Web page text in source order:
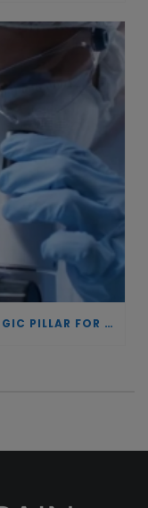
ADVANCED THERAPIES: A STRATEGIC PILLAR FOR EUROPEAN AUTONOMY IN BIOTECHNOLOGY AND HEALTH